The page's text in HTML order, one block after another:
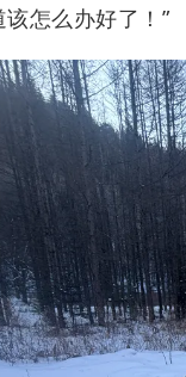
怎么办好了！”